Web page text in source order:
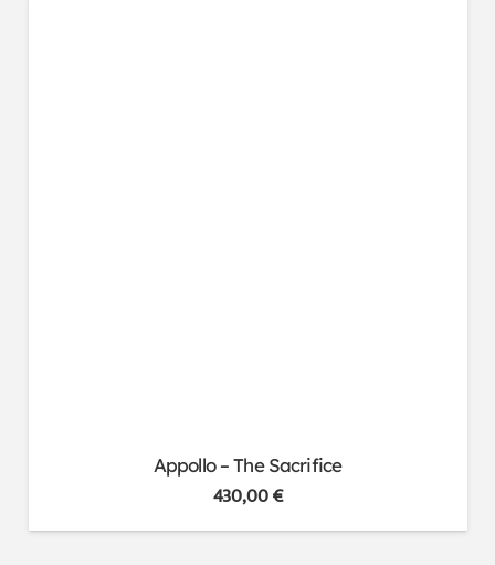
Appollo – The Sacrifice
430,00€